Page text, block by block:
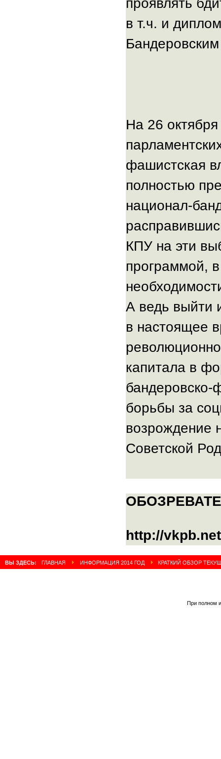
проявлять
в т.ч. и
На 26
фашистская
полностью
национал-
КПУ на эти
программой,
А ведь выйти
в настоящее
капитала в
бандеровско-
борьбы за
возрождение
Советской
http://
ВЫ ЗДЕСЬ: ГЛАВНАЯ ИНФОРМАЦИЯ 2014 ГОД КРАТКИЙ ОБЗОР
При полном